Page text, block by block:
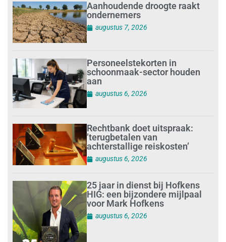
Aanhoudende droogte raakt
ondernemers
augustus 7, 2026
Personeelstekorten in
schoonmaak-sector houden
aan
augustus 6, 2026
Rechtbank doet uitspraak:
’terugbetalen van
achterstallige reiskosten’
augustus 6, 2026
25 jaar in dienst bij Hofkens
HIG: een bijzondere mijlpaal
voor Mark Hofkens
augustus 6, 2026